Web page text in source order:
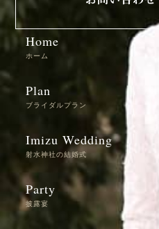
Home
ホーム
Plan
ブライダルプラン
Imizu Wedding
射水神社の結婚式
Party
披露宴